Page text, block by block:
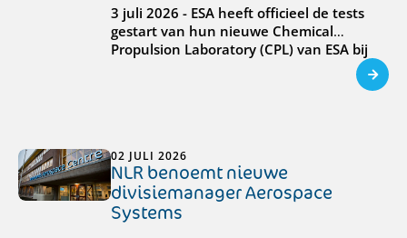
3 juli 2026 - ESA heeft officieel de tests
gestart van hun nieuwe Chemical
Propulsion Laboratory (CPL) van ESA bij
NLR in Marknesse. De CPL is de eerste
faciliteit van ESA die speciaal ontwikkeld
02 JULI 2026
NLR benoemt nieuwe
divisiemanager Aerospace
Systems